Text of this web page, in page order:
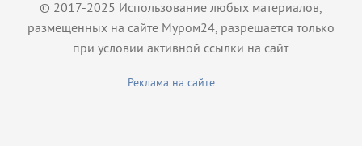
© 2017-2025 Использование любых материалов,
размещенных на сайте Муром24, разрешается только
при условии активной ссылки на сайт.
Реклама на сайте